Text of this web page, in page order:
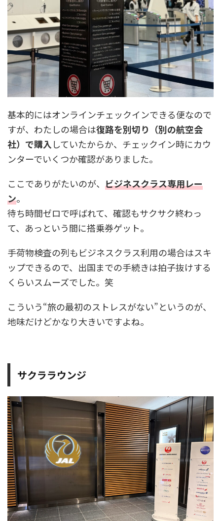
基本的にはオンラインチェックインできる便なので
すが、わたしの場合は復路を別切り（別の航空会
社）で購入していたからか、チェックイン時にカウ
ンターでいくつか確認がありました。
ここでありがたいのが、 ビジネスクラス専用レー
ン。
待ち時間ゼロで呼ばれて、確認もサクサク終わっ
て、あっという間に搭乗券ゲット。
手荷物検査の列もビジネスクラス利用の場合はスキ
ップできるので、出国までの手続きは拍子抜けする
くらいスムーズでした。笑
こういう“旅の最初のストレスがない”というのが、
地味だけどかなり大きいですよね。
サクララウンジ